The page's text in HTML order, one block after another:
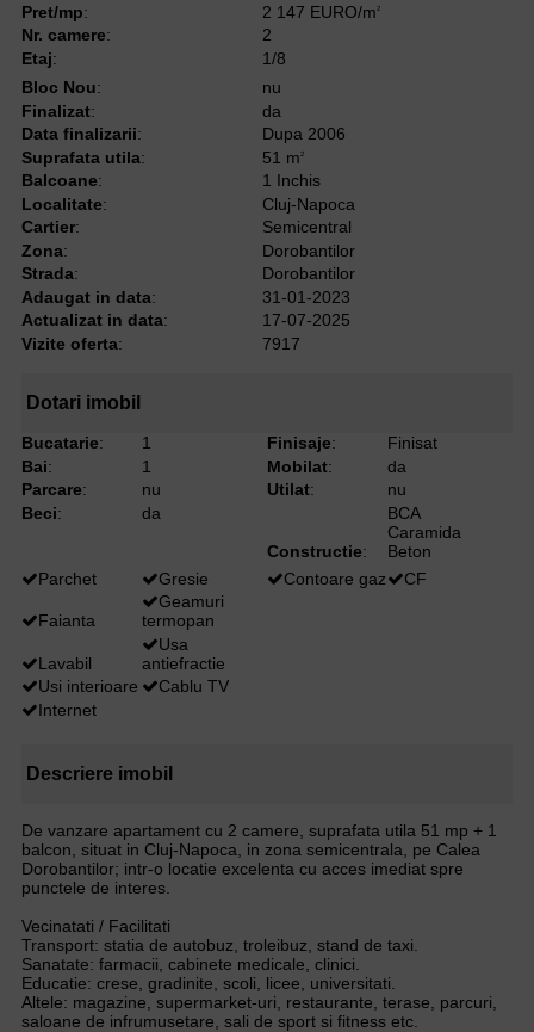
Pret/mp: 2 147 EURO/m2
Nr. camere:
2
Etaj:
1/8
Bloc Nou:
nu
Finalizat:
da
Data finalizarii:
Dupa 2006
Suprafata utila: 51 m2
Balcoane:
1 Inchis
Localitate:
Cluj-Napoca
Cartier:
Semicentral
Zona:
Dorobantilor
Strada:
Dorobantilor
Adaugat in data:
31-01-2023
Actualizat in data:
17-07-2025
Vizite oferta: 7917
Dotari imobil
Bucatarie:
1
Bai:
1
Parcare:
nu
Beci: da
Finisaje:
Finisat
Mobilat:
da
Utilat: nu
Constructie:
BCA
Caramida
Beton
Parchet
Gresie
Faianta
Geamuri
termopan
Lavabil
Usa
antiefractie
Usi interioare
Cablu TV
Internet
Contoare gaz CF
Descriere imobil
De vanzare apartament cu 2 camere, suprafata utila 51 mp + 1
balcon, situat in Cluj-Napoca, in zona semicentrala, pe Calea
Dorobantilor; intr-o locatie excelenta cu acces imediat spre
punctele de interes.
Vecinatati / Facilitati
Transport: statia de autobuz, troleibuz, stand de taxi.
Sanatate: farmacii, cabinete medicale, clinici.
Educatie: crese, gradinite, scoli, licee, universitati.
Altele: magazine, supermarket-uri, restaurante, terase, parcuri,
saloane de infrumusetare, sali de sport si fitness etc.